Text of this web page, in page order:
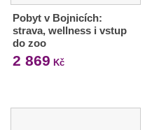
Pobyt v Bojnicích:
strava, wellness i vstup
do zoo
2 869 Kč